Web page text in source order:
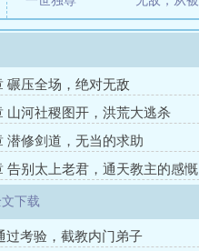
碾压全场，绝对无敌
山河社稷图开，洪荒大逃杀
潜修剑道，无当的求助
告别太上老君，通天教主的感慨
下载
过考验，截教内门弟子